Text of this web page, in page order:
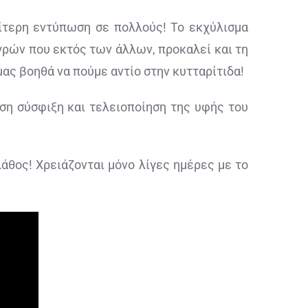
εντύπωση σε πολλούς! Το εκχύλισμα
που εκτός των άλλων, προκαλεί και τη
βοηθά να πούμε αντίο στην κυτταρίτιδα!
σύσφιξη και τελειοποίηση της υφής του
Χρειάζονται μόνο λίγες ημέρες με το